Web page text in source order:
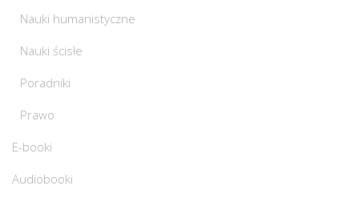
Nauki humanistyczne
Nauki ścisłe
Poradniki
Prawo
E-booki
Audiobooki